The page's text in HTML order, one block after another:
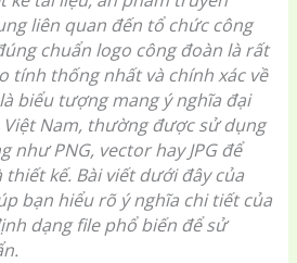
liên quan đến tổ chức công
chuẩn logo công đoàn là rất
tính thống nhất và chính xác về
biểu tượng mang ý nghĩa đại
Nam, thường được sử dụng
như PNG, vector hay JPG để
kế. Bài viết dưới đây của
bạn hiểu rõ ý nghĩa chi tiết của
dạng file phổ biến để sử